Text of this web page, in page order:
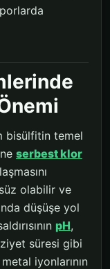
bisülfitin temel
serbest klor
olabilir ve
düşüşe yol
pH,
süresi gibi
iyonlarının